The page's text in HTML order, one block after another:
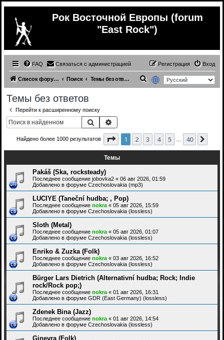
Рок Восточной Европы (forum
"East Rock")
FAQ Связаться с администрацией Вход
Регистрация
Список форумов Поиск Темы без ответов
Темы без ответов
Перейти к расширенному поиску
Поиск
Найдено более 1000 результатов Страница из 40
1 2 3 4 5 40
Темы
Pakáš (Ska, rocksteady)
Последнее сообщение jobovka2 « 06 авг 2026, 01:59
Добавлено в форуме Czechoslovakia (mp3)
LUCIYE (Taneční hudba; , Pop)
Последнее сообщение nokra « 05 авг 2026, 15:59
Добавлено в форуме Czechoslovakia (lossless)
Sloth (Metal)
Последнее сообщение nokra « 05 авг 2026, 01:07
Добавлено в форуме Czechoslovakia (lossless)
Enriko & Zuzka (Folk)
Последнее сообщение nokra « 03 авг 2026, 16:52
Добавлено в форуме Czechoslovakia (lossless)
Bürger Lars Dietrich (Alternativní hudba; Rock; Indie
rock/Rock pop;)
Последнее сообщение nokra « 01 авг 2026, 16:31
Добавлено в форуме GDR (East Germany) (lossless)
Zdenek Bina (Jazz)
Последнее сообщение nokra « 01 авг 2026, 14:54
Добавлено в форуме Czechoslovakia (lossless)
Ginevra (Folk)